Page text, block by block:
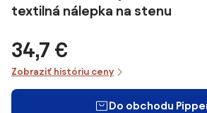
textilná nálepka na stenu
34,7 €
Zobraziť históriu ceny
Do obchodu